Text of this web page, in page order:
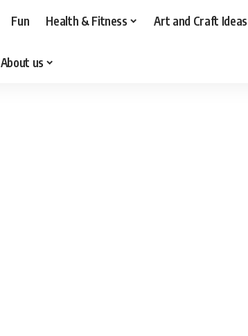
Fun Health & Fitness Art and Craft Ideas
About us